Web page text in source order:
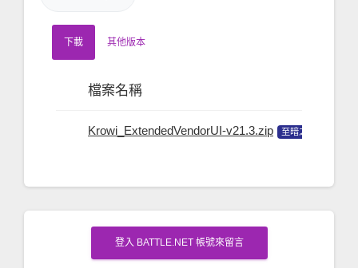
下載 其他版本
檔案名稱
Krowi_ExtendedVendorUI-v21.3.zip 至暗之夜
登入 BATTLE.NET 帳號來留言